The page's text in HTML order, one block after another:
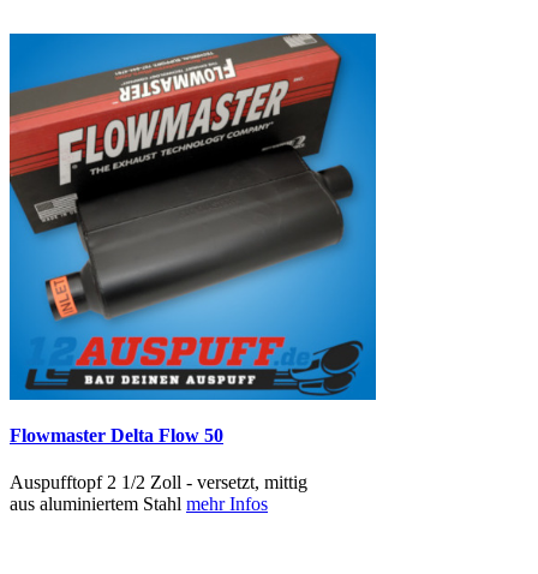
Flowmaster Delta Flow 50
Auspufftopf 2 1/2 Zoll - versetzt, mittig
aus aluminiertem Stahl mehr Infos